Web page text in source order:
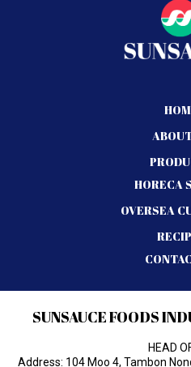
HORECA
OVERSEA
SUNSAUCE FOODS
HEAD
Address: 104 Moo 4, Tambon